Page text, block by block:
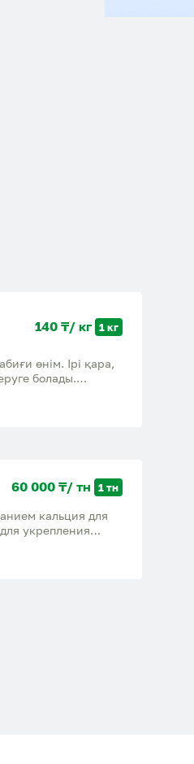
140 ₸/ кг 1 кг
өнім. Ірі қара,
болады.
есть!
60 000 ₸/ тн 1 тн
кальция для
укрепления